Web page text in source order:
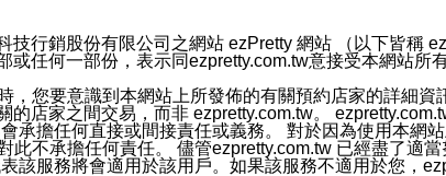
項服務之資料或電子郵件供您參考。您能依照該資料
，您仍可接收到通知型訊息。
的的訊息皆不會被傳送。滿足以下三個條件者，將可
行銷股份有限公司之網站 ezPretty 網站 （以下皆稱
任何一部份，表示同ezpretty.com.tw意接受本網站所
您要意識到本網站上所發佈的有關預約店家的詳細資
店家之間交易，而非 ezpretty.com.tw。
承擔任何直接或間接責任或義務。 對於因為使用本網
不承擔任何責任。 儘管ezpretty.com.tw 已經盡了適
服務將會適用於該用戶。如果該服務不適用於您，